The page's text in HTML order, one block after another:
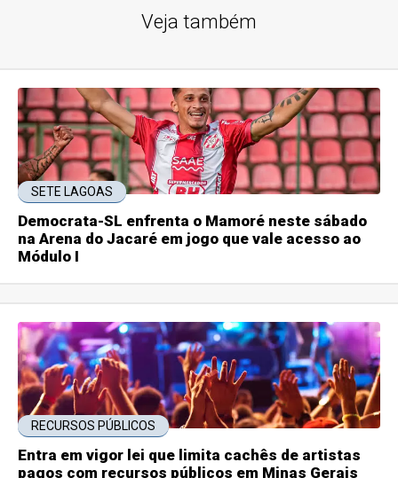
Veja também
SETE LAGOAS
Democrata-SL enfrenta o Mamoré neste sábado
na Arena do Jacaré em jogo que vale acesso ao
Módulo I
RECURSOS PÚBLICOS
Entra em vigor lei que limita cachês de artistas
pagos com recursos públicos em Minas Gerais